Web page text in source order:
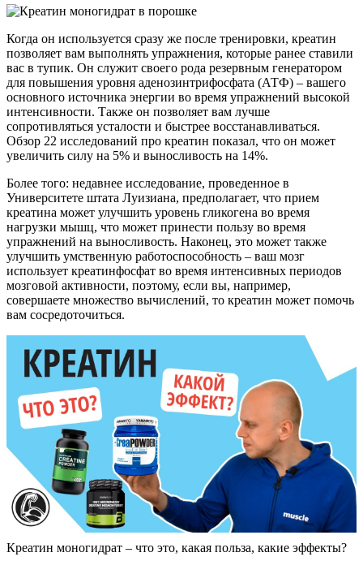
Когда он используется сразу же после тренировки, креатин
позволяет вам выполнять упражнения, которые ранее ставили
вас в тупик. Он служит своего рода резервным генератором
для повышения уровня аденозинтрифосфата (АТФ) – вашего
основного источника энергии во время упражнений высокой
интенсивности. Также он позволяет вам лучше
сопротивляться усталости и быстрее восстанавливаться.
Обзор 22 исследований про креатин показал, что он может
увеличить силу на 5% и выносливость на 14%.
Более того: недавнее исследование, проведенное в
Университете штата Луизиана, предполагает, что прием
креатина может улучшить уровень гликогена во время
нагрузки мышц, что может принести пользу во время
упражнений на выносливость. Наконец, это может также
улучшить умственную работоспособность – ваш мозг
использует креатинфосфат во время интенсивных периодов
мозговой активности, поэтому, если вы, например,
совершаете множество вычислений, то креатин может помочь
вам сосредоточиться.
Креатин моногидрат – что это, какая польза, какие эффекты?